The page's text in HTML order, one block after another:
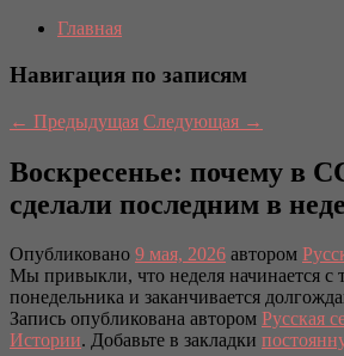
Главная
Навигация по записям
← Предыдущая Следующая →
Воскресенье: почему в
сделали последним в
Опубликовано 9 мая, 2026 автором
Мы привыкли, что неделя начинается с
понедельника и заканчивается
Запись опубликована автором Русская
Истории. Добавьте в закладки